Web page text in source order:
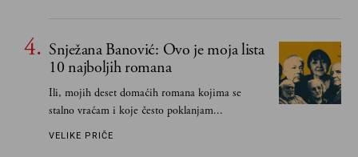
Snježana Banović: Ovo je moja lista
10 najboljih romana
Ili, mojih deset domaćih romana kojima se
stalno vraćam i koje često poklanjam...
VELIKE PRIČE